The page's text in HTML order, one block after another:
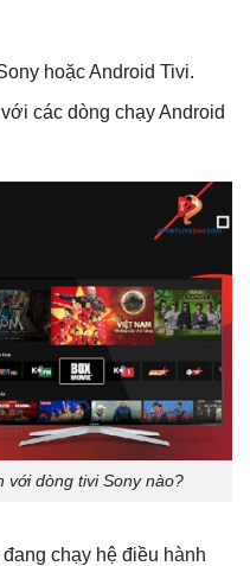
hoặc Android Tivi.
các dòng chạy Android
với dòng tivi Sony nào?
chạy hệ điều hành